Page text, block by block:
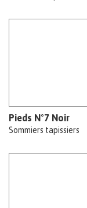
Pieds N°7 Noir
Sommiers tapissiers